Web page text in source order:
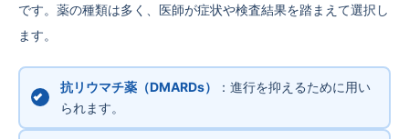
です。薬の種類は多く、医師が症状や検査結果を踏まえて選択し
ます。
抗リウマチ薬（DMARDs）
：進行を抑えるために用い
られます。